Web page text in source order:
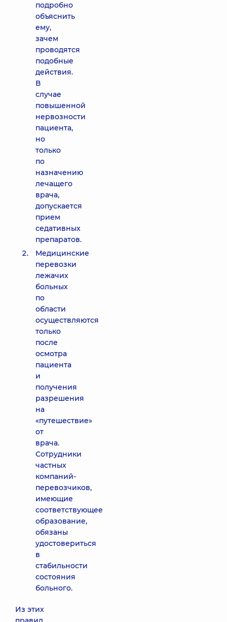
подробно
объяснить
ему,
зачем
проводятся
подобные
действия.
В
случае
повышенной
нервозности
пациента,
но
только
по
назначению
лечащего
врача,
допускается
прием
седативных
препаратов.
Медицинские
перевозки
лежачих
больных
по
области
осуществляются
только
после
осмотра
пациента
и
получения
разрешения
на
«путешествие»
от
врача.
Сотрудники
частных
компаний-
перевозчиков,
имеющие
соответствующее
образование,
обязаны
удостовериться
в
стабильности
состояния
больного.
Из этих